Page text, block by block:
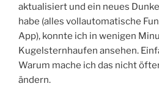
aktualisiert und ein neues
habe (alles vollautomatische
App), konnte ich in wenigen
Kugelsternhaufen ansehen.
Warum mache ich das nicht
ändern.